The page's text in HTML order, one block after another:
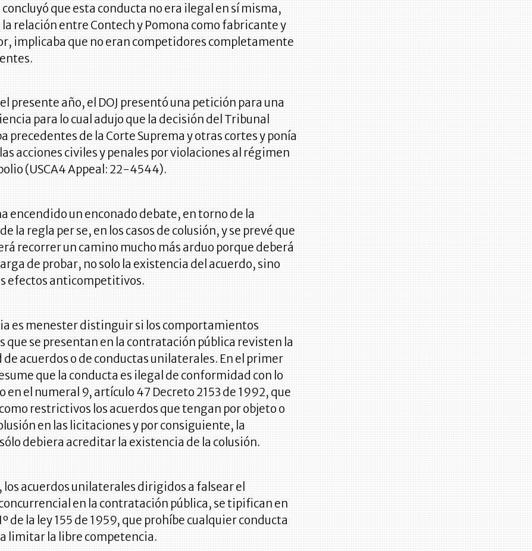
concluyó que esta conducta no era ilegal en sí misma,
la relación entre Contech y Pomona como fabricante y
implicaba que no eran competidores completamente
presente año, el DOJ presentó una petición para una
para lo cual adujo que la decisión del Tribunal
precedentes de la Corte Suprema y otras cortes y ponía
acciones civiles y penales por violaciones al régimen
(USCA4 Appeal: 22-4544).
encendido un enconado debate, en torno de la
la regla per se, en los casos de colusión, y se prevé que
recorrer un camino mucho más arduo porque deberá
de probar, no solo la existencia del acuerdo, sino
efectos anticompetitivos.
es menester distinguir si los comportamientos
que se presentan en la contratación pública revisten la
acuerdos o de conductas unilaterales. En el primer
que la conducta es ilegal de conformidad con lo
en el numeral 9, artículo 47 Decreto 2153 de 1992, que
restrictivos los acuerdos que tengan por objeto o
en las licitaciones y por consiguiente, la
debiera acreditar la existencia de la colusión.
los acuerdos unilaterales dirigidos a falsear el
en la contratación pública, se tipifican en
de la ley 155 de 1959, que prohíbe cualquier conducta
limitar la libre competencia.